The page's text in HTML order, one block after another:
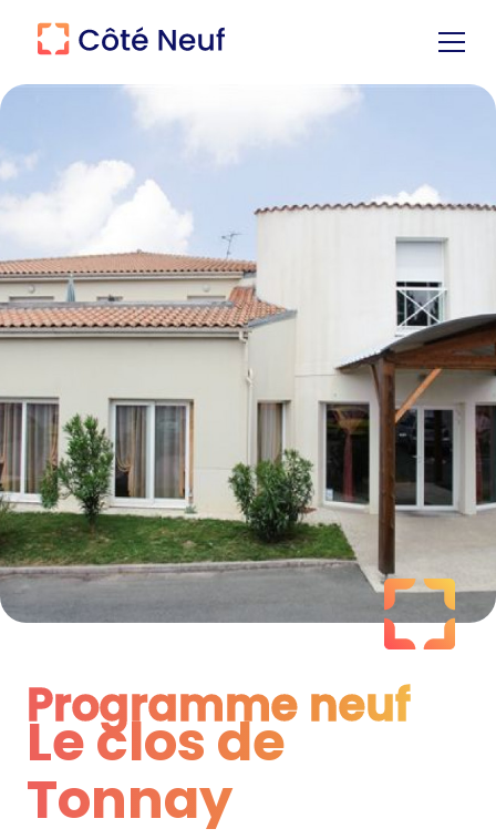
Programme neuf
Programme neuf
Le clos de
Tonnay